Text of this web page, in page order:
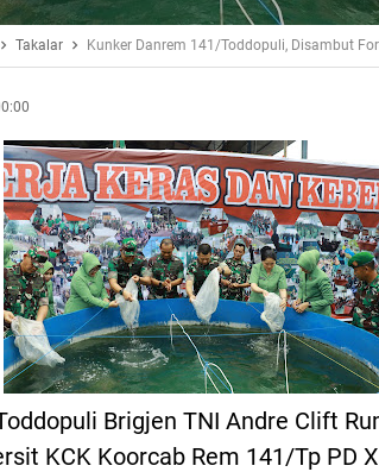
Takalar Kunker Danrem 141/Toddopuli, Disambut
Brigjen TNI Andre Clift
KCK Koorcab Rem 141/Tp PD